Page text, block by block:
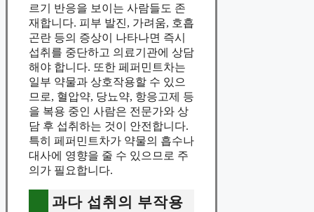
르기 반응을 보이는 사람들도 존
재합니다. 피부 발진, 가려움, 호흡
곤란 등의 증상이 나타나면 즉시
섭취를 중단하고 의료기관에 상담
해야 합니다. 또한 페퍼민트차는
일부 약물과 상호작용할 수 있으
므로, 혈압약, 당뇨약, 항응고제 등
을 복용 중인 사람은 전문가와 상
담 후 섭취하는 것이 안전합니다.
특히 페퍼민트차가 약물의 흡수나
대사에 영향을 줄 수 있으므로 주
의가 필요합니다.
과다 섭취의 부작용